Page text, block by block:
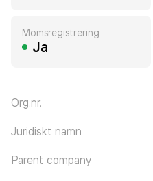
Momsregistrering
Ja
Org.nr.
Juridiskt namn
Parent company